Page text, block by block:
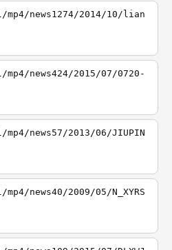
news1274/2014/10/lian
news424/2015/07/0720-
news57/2013/06/JIUPIN
news40/2009/05/N_XYRS